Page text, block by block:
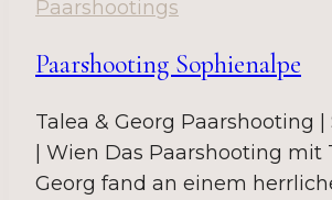
Paarshootings
Paarshooting Sophienalpe
Talea & Georg Paarshooting
| Wien Das Paarshooting mit
Georg fand an einem